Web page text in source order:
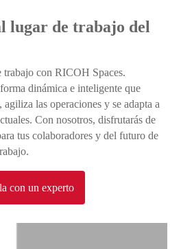
lugar de trabajo del
con RICOH Spaces.
dinámica e inteligente que
las operaciones y se adapta a
Con nosotros, disfrutarás de
tus colaboradores y del futuro de
con un experto